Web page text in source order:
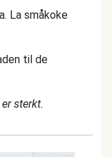
La småkoke
til de
sterkt.